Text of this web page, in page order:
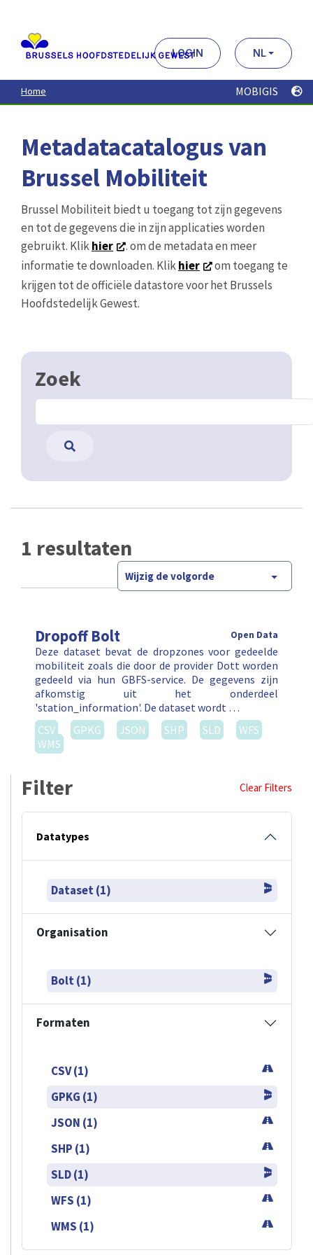
contenu
principal
LOGIN NL
Home MOBIGIS
Metadatacatalogus van
Brussel Mobiliteit
Brussel Mobiliteit biedt u toegang tot zijn gegevens
en tot de gegevens die in zijn applicaties worden
gebruikt. Klikhier
. om de metadata en meer
informatie te downloaden. Klikhier
om toegang te
krijgen tot de officiële datastore voor het Brussels
Hoofdstedelijk Gewest.
Zoek
1 resultaten
Wijzig de volgorde
Dropoff Bolt Open Data
Deze dataset bevat de dropzones voor gedeelde
mobiliteit zoals die door de provider Dott worden
gedeeld via hun GBFS-service. De gegevens zijn
afkomstig uit het onderdeel
'station_information'. De dataset wordt …
CSV
GPKG JSON SHP SLD
WFS
WMS
Filter Clear Filters
Datatypes
Dataset (1)
Organisation
Bolt (1)
Formaten
CSV (1)
GPKG (1)
JSON (1)
SHP (1)
SLD (1)
WFS (1)
WMS (1)